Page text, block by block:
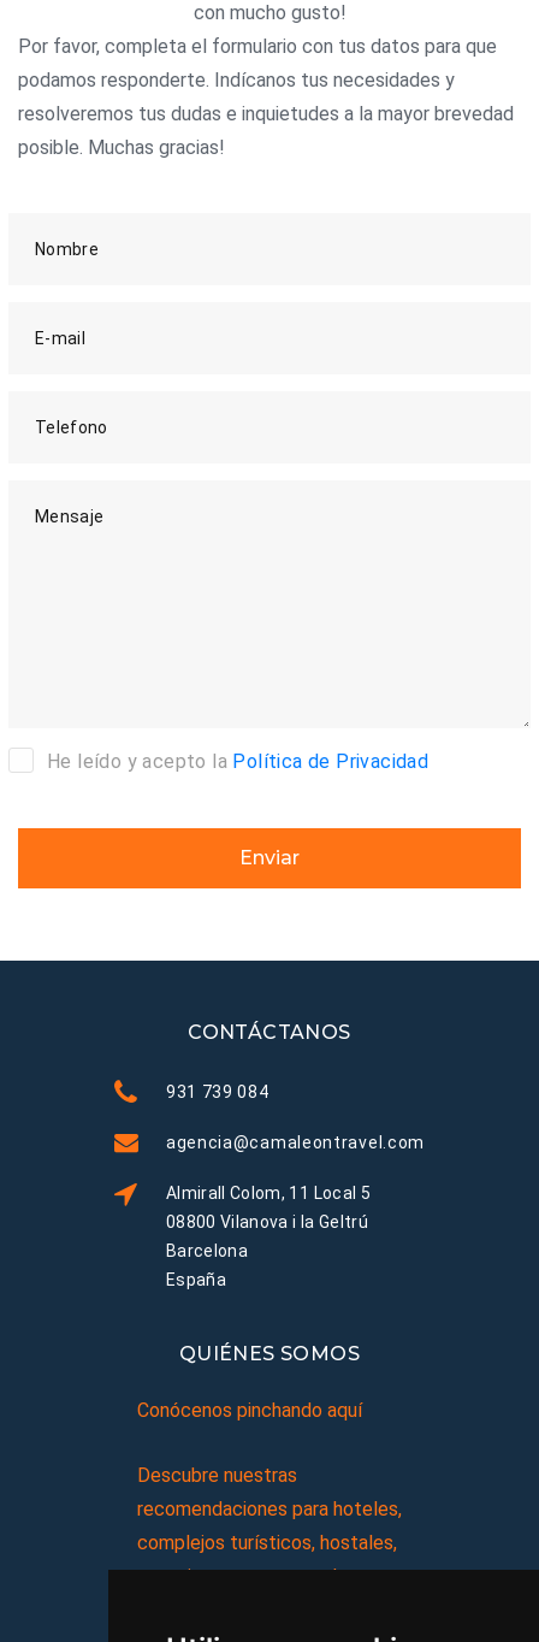
con mucho gusto!
Por favor, completa el formulario con tus datos para que
podamos responderte. Indícanos tus necesidades y
resolveremos tus dudas e inquietudes a la mayor brevedad
posible. Muchas gracias!
Nombre
E-mail
Telefono
Mensaje
He leído y acepto la Política de Privacidad
Enviar
CONTÁCTANOS
931 739 084
agencia@camaleontravel.com
Almirall Colom, 11 Local 5
08800 Vilanova i la Geltrú
Barcelona
España
QUIÉNES SOMOS
Conócenos pinchando aquí
Descubre nuestras
recomendaciones para hoteles,
complejos turísticos, hostales,
vacaciones, paquetes de